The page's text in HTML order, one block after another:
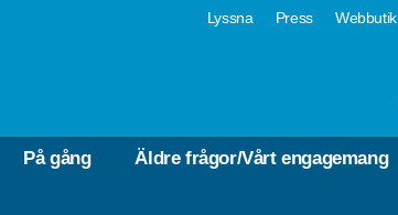
Lyssna Press Webbutik
På gång Äldre frågor/Vårt engagemang